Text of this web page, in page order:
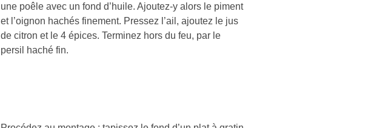
une poêle avec un fond d’huile. Ajoutez-y alors le piment
et l’oignon hachés finement. Pressez l’ail, ajoutez le jus
de citron et le 4 épices. Terminez hors du feu, par le
persil haché fin.